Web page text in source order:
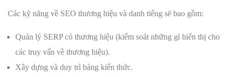
Các kỹ năng về SEO thương hiệu và danh tiếng sẽ bao gồm:
Quản lý SERP có thương hiệu (kiểm soát những gì hiển thị cho
các truy vấn về thương hiệu).
Xây dựng và duy trì bảng kiến ​​thức.